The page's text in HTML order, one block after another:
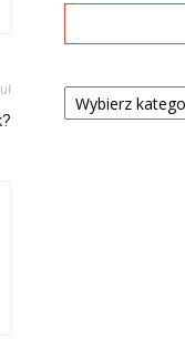
Kategorie